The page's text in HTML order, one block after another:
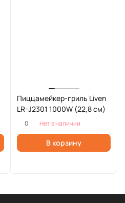
Пиццамейкер-гриль Liven
LR-J2301 1000W (22,8 см)
0 Нет в наличии
В корзину